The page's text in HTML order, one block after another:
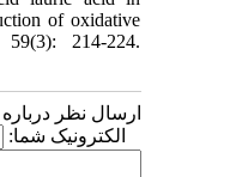
of oxidative
59(3): 214-224.
ارسال نظر درباره
الکترونیک شما: